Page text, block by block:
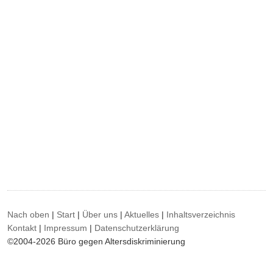
Nach oben | Start | Über uns |Aktuelles | Inhaltsverzeichnis
Kontakt | Impressum | Datenschutzerklärung
©2004-2026 Büro gegen Altersdiskriminierung